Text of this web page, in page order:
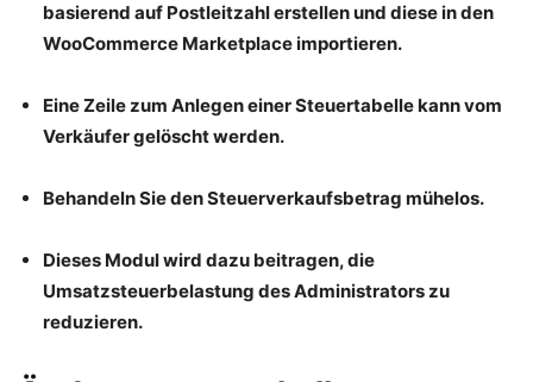
basierend auf Postleitzahl erstellen und diese in den
WooCommerce Marketplace importieren.
Eine Zeile zum Anlegen einer Steuertabelle kann vom
Verkäufer gelöscht werden.
Behandeln Sie den Steuerverkaufsbetrag mühelos.
Dieses Modul wird dazu beitragen, die
Umsatzsteuerbelastung des Administrators zu
reduzieren.